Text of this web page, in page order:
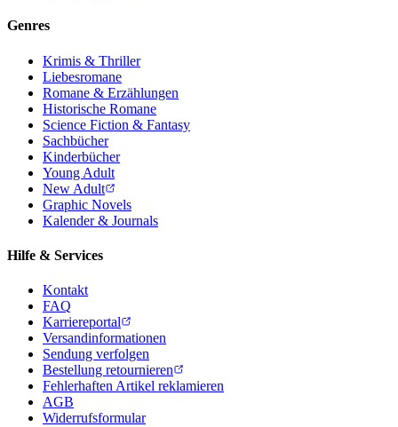
Genres
Krimis & Thriller
Liebesromane
Romane & Erzählungen
Historische Romane
Science Fiction & Fantasy
Sachbücher
Kinderbücher
Young Adult
New Adult
Graphic Novels
Kalender & Journals
Hilfe & Services
Kontakt
FAQ
Karriereportal
Versandinformationen
Sendung verfolgen
Bestellung retournieren
Fehlerhaften Artikel reklamieren
AGB
Widerrufsformular